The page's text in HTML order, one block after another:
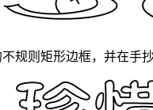
则矩形边框，并在手抄